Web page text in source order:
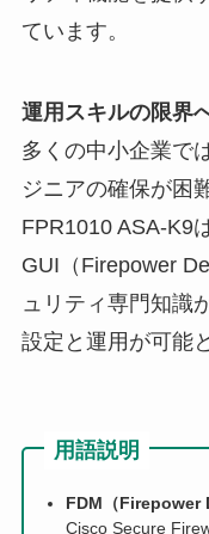
ています。
運用スキルの限界
多くの中小企業で
ジニアの確保が困
FPR1010 ASA-K9
GUI（Firepower
ュリティ専門知識
設定と運用が可能
用語説明
FDM（Firepower
Cisco Secure